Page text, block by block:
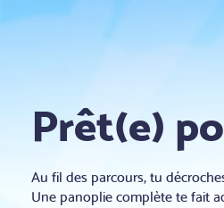
Prêt(e)
Au fil des parcours, tu
Une panoplie complète te fait